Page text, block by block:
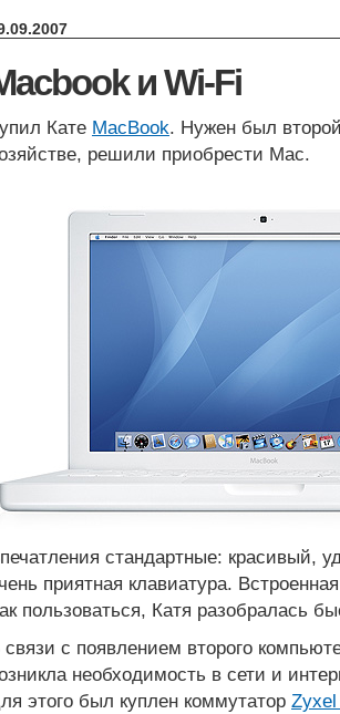
и Wi-Fi
Кате MacBook. Нужен был
решили приобрести Mac.
стандартные: красивый,
приятная клавиатура.
пользоваться, Катя разобралась
связи с появлением второго
необходимость в сети и
этого был куплен коммутатор